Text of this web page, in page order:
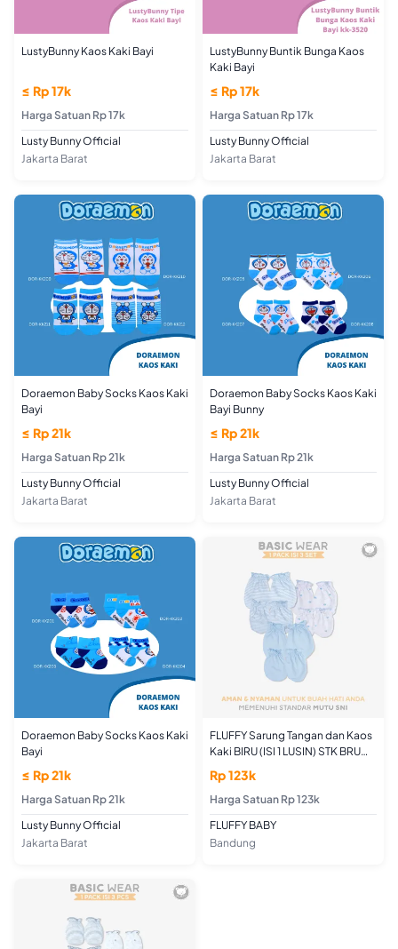
LustyBunny Kaos Kaki Bayi
≤ Rp 17k
Harga Satuan Rp 17k
Lusty Bunny Official
Jakarta Barat
LustyBunny Buntik Bunga Kaos
Kaki Bayi
≤ Rp 17k
Harga Satuan Rp 17k
Lusty Bunny Official
Jakarta Barat
Doraemon Baby Socks Kaos Kaki
Bayi
≤ Rp 21k
Harga Satuan Rp 21k
Lusty Bunny Official
Jakarta Barat
Doraemon Baby Socks Kaos Kaki
Bayi Bunny
≤ Rp 21k
Harga Satuan Rp 21k
Lusty Bunny Official
Jakarta Barat
Doraemon Baby Socks Kaos Kaki
Bayi
≤ Rp 21k
Harga Satuan Rp 21k
Lusty Bunny Official
Jakarta Barat
FLUFFY Sarung Tangan dan Kaos
Kaki BIRU (ISI 1 LUSIN) STK BRU
NEWBORN
Rp 123k
Harga Satuan Rp 123k
FLUFFY BABY
Bandung